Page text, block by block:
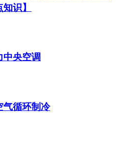
识】
央空调
气循环制冷